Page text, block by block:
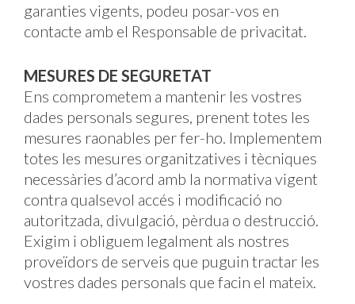
garanties vigents, podeu posar-vos en
contacte amb el Responsable de privacitat.
MESURES DE SEGURETAT
Ens comprometem a mantenir les vostres
dades personals segures, prenent totes les
mesures raonables per fer-ho. Implementem
totes les mesures organitzatives i tècniques
necessàries d’acord amb la normativa vigent
contra qualsevol accés i modificació no
autoritzada, divulgació, pèrdua o destrucció.
Exigim i obliguem legalment als nostres
proveïdors de serveis que puguin tractar les
vostres dades personals que facin el mateix.